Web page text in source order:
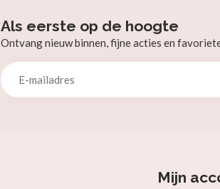
Als eerste op de hoogte
Ontvang nieuw binnen, fijne acties en
Mijn